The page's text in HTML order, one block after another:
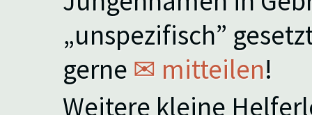
„unspezifisch”
gerne ✉ mitteilen!
Weitere kleine